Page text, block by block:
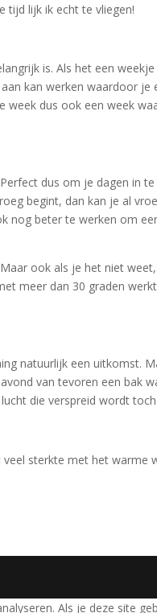
tijd lijk ik echt te vliegen!
is. Als het een weekje
kan werken waardoor je
week dus ook een week
dus om je dagen in te
begint, dan kan je al
nog beter te werken om
ook als je het niet weet,
meer dan 30 graden
natuurlijk een uitkomst.
van tevoren een bak
die verspreid wordt
veel sterkte met het warme
Als je deze site